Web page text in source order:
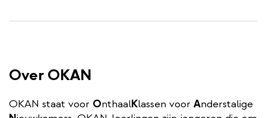
Over OKAN
OKAN staat voor OnthaalKlassen voor Anderstalige